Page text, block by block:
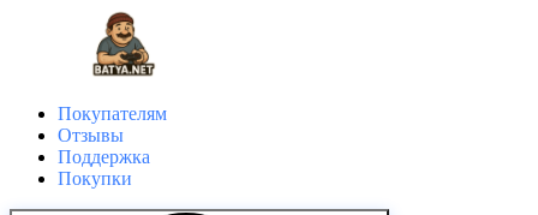
Покупателям
Отзывы
Поддержка
Покупки